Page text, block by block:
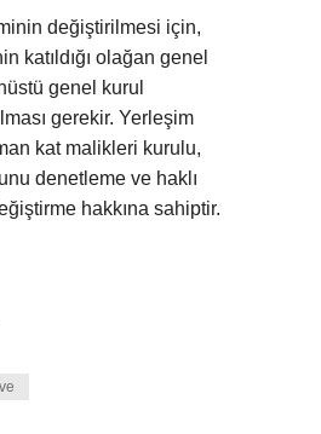
değiştirilmesi için,
katıldığı olağan genel
genel kurul
gerekir. Yerleşim
kat malikleri kurulu,
denetleme ve haklı
hakkına sahiptir.
ve